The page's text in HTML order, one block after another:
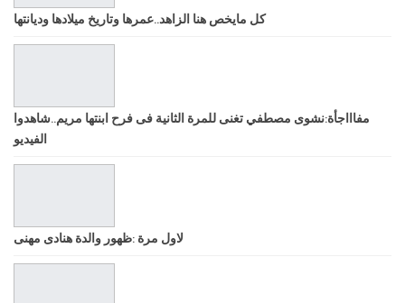
كل مايخص هنا الزاهد..عمرها وتاريخ ميلادها وديانتها
مفاااجأة:نشوى مصطفي تغنى للمرة الثانية فى فرح ابنتها مريم..شاهدوا
الفيديو
لاول مرة :ظهور والدة هنادى مهنى